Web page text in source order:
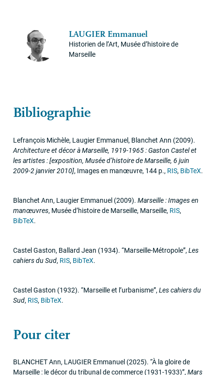
LAUGIER Emmanuel
Historien de l’Art, Musée d’histoire de
Marseille
Bibliographie
Lefrançois Michèle, Laugier Emmanuel, Blanchet Ann (2009).
Architecture et décor à Marseille, 1919-1965 : Gaston Castel et
les artistes : [exposition, Musée d’histoire de Marseille, 6 juin
2009-2 janvier 2010], Images en manœuvre, 144 p., RIS, BibTeX.
Blanchet Ann, Laugier Emmanuel (2009). Marseille : Images en
manœuvres, Musée d’histoire de Marseille, Marseille, RIS,
BibTeX.
Castel Gaston, Ballard Jean (1934). “Marseille-Métropole”, Les
cahiers du Sud, RIS, BibTeX.
Castel Gaston (1932). “Marseille et l’urbanisme”, Les cahiers du
Sud, RIS, BibTeX.
Pour citer
BLANCHETAnn, LAUGIEREmmanuel (2025). “À la gloire de
Marseille : le décor du tribunal de commerce (1931-1933)”,Mars